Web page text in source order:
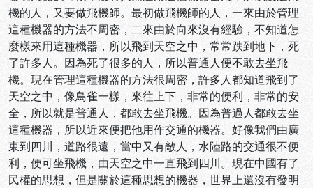
機的人，又要做飛機師。最初做飛機師的人，一來由於管理
這種機器的方法不周密，二來由於向來沒有經驗，不知道怎
麼樣來用這種機器，所以飛到天空之中，常常跌到地下，死
了許多人。因為死了很多的人，所以普通人便不敢去坐飛
機。現在管理這種機器的方法很周密，許多人都知道飛到了
天空之中，像鳥雀一樣，來往上下，非常的便利，非常的安
全，所以就是普通人，都敢去坐飛機。因為普過人都敢去坐
這種機器，所以近來便把他用作交通的機器。好像我們由廣
東到四川，道路很遠，當中又有敵人，水陸路的交通很不便
利，便可坐飛機，由天空之中一直飛到四川。現在中國有了
民權的思想，但是關於這種思想的機器，世界上還沒有發明